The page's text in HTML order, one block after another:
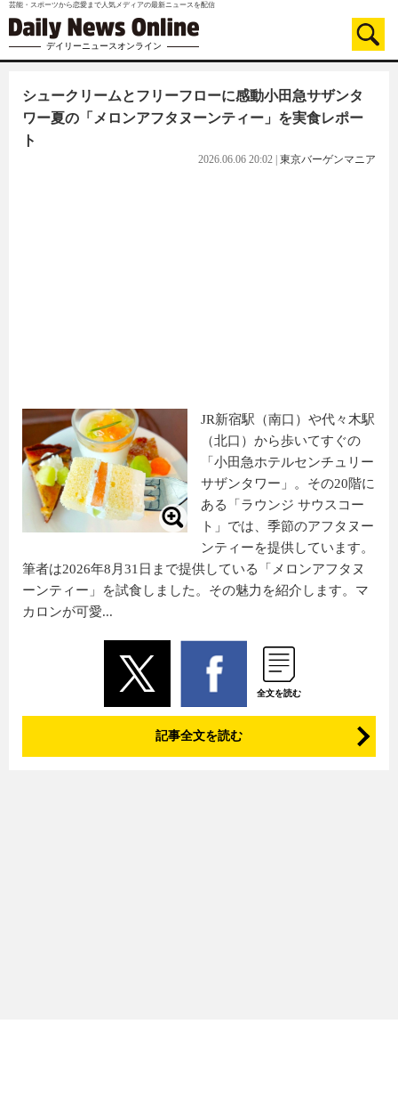
芸能・スポーツから恋愛まで人気メディアの最新ニュースを配信
デイリーニュースオンライン
シュークリームとフリーフローに感動小田急サザンタ
ワー夏の「メロンアフタヌーンティー」を実食レポー
ト
2026.06.06 20:02 東京バーゲンマニア
JR新宿駅（南口）や代々木駅
（北口）から歩いてすぐの
「小田急ホテルセンチュリー
サザンタワー」。その20階に
ある「ラウンジ サウスコー
ト」では、季節のアフタヌー
ンティーを提供しています。
筆者は2026年8月31日まで提供している「メロンアフタヌ
ーンティー」を試食しました。その魅力を紹介します。マ
カロンが可愛...
全文を読む
記事全文を読む